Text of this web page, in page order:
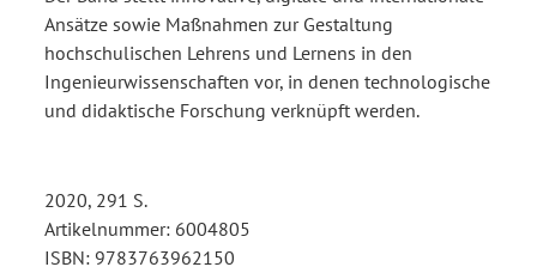
Ansätze sowie Maßnahmen zur Gestaltung
hochschulischen Lehrens und Lernens in den
Ingenieurwissenschaften vor, in denen technologische
und didaktische Forschung verknüpft werden.
2020, 291 S.
Artikelnummer: 6004805
ISBN: 9783763962150